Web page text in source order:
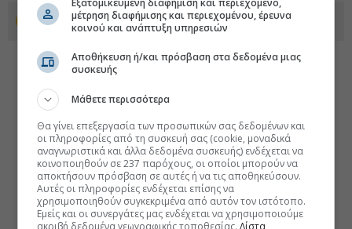
Προσθέστε το euro2day.gr στο Discover
Εξατομικευμένη διαφήμιση και περιεχόμενο,
μέτρηση διαφήμισης και περιεχομένου, έρευνα
κοινού και ανάπτυξη υπηρεσιών
Αποθήκευση ή/και πρόσβαση στα δεδομένα μιας
συσκευής
Μάθετε περισσότερα
Θα γίνει επεξεργασία των προσωπικών σας δεδομένων και
οι πληροφορίες από τη συσκευή σας (cookie, μοναδικά
αναγνωριστικά και άλλα δεδομένα συσκευής) ενδέχεται να
κοινοποιηθούν σε 237 παρόχους, οι οποίοι μπορούν να
αποκτήσουν πρόσβαση σε αυτές ή να τις αποθηκεύσουν.
Αυτές οι πληροφορίες ενδέχεται επίσης να
χρησιμοποιηθούν συγκεκριμένα από αυτόν τον ιστότοπο.
Εμείς και οι συνεργάτες μας ενδέχεται να χρησιμοποιούμε
ακριβή δεδομένα γεωγραφικής τοποθεσίας.Λίστα